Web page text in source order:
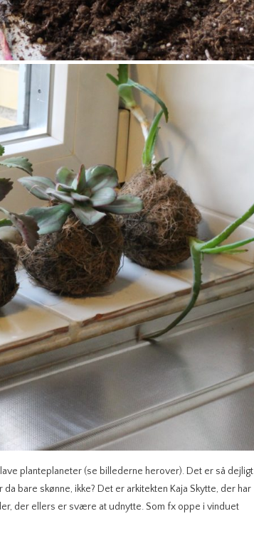
planteplaneter (se billederne herover). Det er så dejligt
bare skønne, ikke? Det er arkitekten Kaja Skytte, der har
der ellers er svære at udnytte. Som fx oppe i vinduet